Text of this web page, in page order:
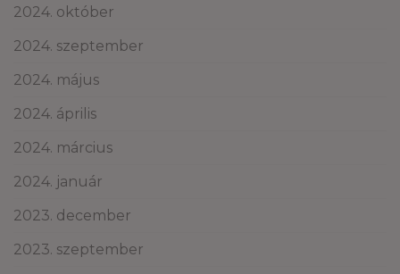
2024. október
2024. szeptember
2024. május
2024. április
2024. március
2024. január
2023. december
2023. szeptember